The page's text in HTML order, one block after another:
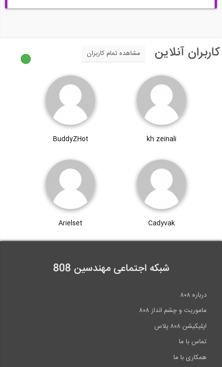
کاربران آنلاین مشاهده تمام کاربران
kh zeinali
BuddyZHot
Cadyvak
Arielset
شبکه اجتماعی مهندسین 808
درباره ۸۰۸
ماموریت و چشم انداز ۸۰۸
اپلیکیشن ۸۰۸ پلاس
تماس با ما
همکاری با ما